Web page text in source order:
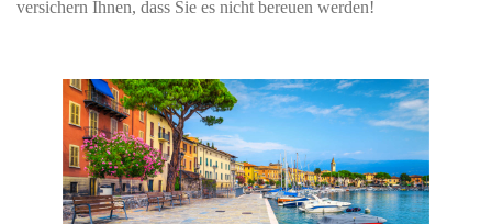
versichern Ihnen, dass Sie es nicht bereuen werden!